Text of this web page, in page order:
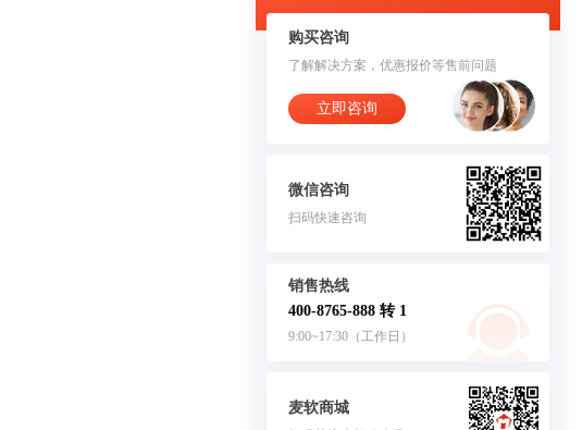
购买咨询
了解解决方案，优惠报价等售前问题
立即咨询
微信咨询
扫码快速咨询
销售热线
400-8765-888 转 1
9:00~17:30（工作日）
麦软商城